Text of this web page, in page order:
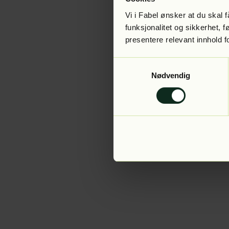
Vi i Fabel ønsker at du skal
funksjonalitet og sikkerhet,
presentere relevant innhold
Nødvendig
Application